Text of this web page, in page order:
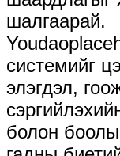
шалгаарай.
системийг
элэгдэл,
болон